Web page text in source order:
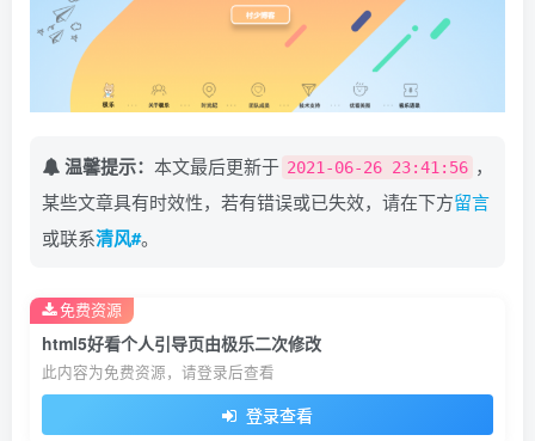
温馨提示： 本文最后更新于 2021-06-26 23:41:56 ，
某些文章具有时效性，若有错误或已失效，请在下方留言
或联系清风#。
html5好看个人引导页由极乐二次修改
此内容为免费资源，请登录后查看
登录查看
免费资源